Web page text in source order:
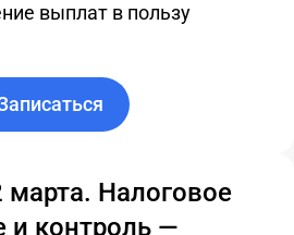
выплат в пользу
Налоговое
и контроль —